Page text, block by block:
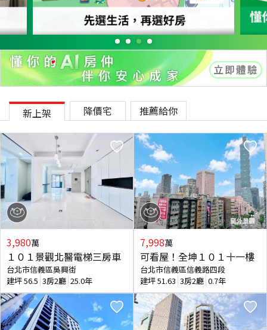
新上架 降價宅 推薦給你
3,980萬
１０１景觀北醫電梯三房車
台北市信義區吳興街
建坪56.5 3房2廳 25.0年
7,998萬
可看屋！全坤１０１十一樓
台北市信義區信義路四段
建坪51.63 3房2廳 0.7年